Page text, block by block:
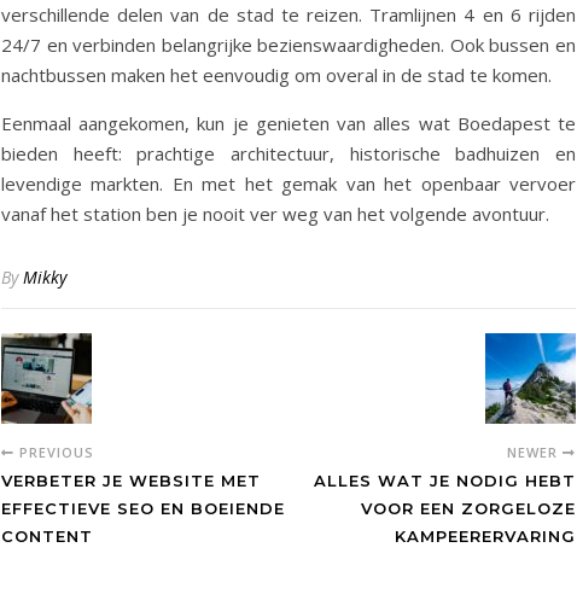
verschillende delen van de stad te reizen. Tramlijnen 4 en 6 rijden
24/7 en verbinden belangrijke bezienswaardigheden. Ook bussen en
nachtbussen maken het eenvoudig om overal in de stad te komen.
Eenmaal aangekomen, kun je genieten van alles wat Boedapest te
bieden heeft: prachtige architectuur, historische badhuizen en
levendige markten. En met het gemak van het openbaar vervoer
vanaf het station ben je nooit ver weg van het volgende avontuur.
ByMikky
PREVIOUS
VERBETER JE WEBSITE MET
EFFECTIEVE SEO EN BOEIENDE
CONTENT
NEWER
ALLES WAT JE NODIG HEBT
VOOR EEN ZORGELOZE
KAMPEERERVARING